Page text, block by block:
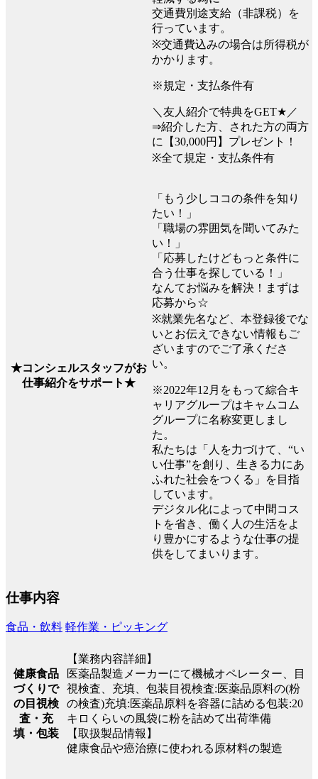
交通費別途支給（非課税）を
行っています。
※交通費込みの場合は所得税が
かかります。
※規定・支払条件有
＼友人紹介で特典をGET★／
⇒紹介した方、された方の両方
に【30,000円】プレゼント！
※全て規定・支払条件有
★コンシェルスタッフがお
仕事紹介をサポート★
「もう少しココの条件を知り
たい！」
「職場の雰囲気を聞いてみた
い！」
「応募したけどもっと条件に
合う仕事を探している！」
なんてお悩みを解決！まずは
応募から☆
※就業先名など、本登録後でな
いとお伝えできない情報もご
ざいますのでご了承くださ
い。
※2022年12月をもって綜合キ
ャリアグループはキャムコム
グループに名称変更しまし
た。
私たちは「人を力づけて、“い
い仕事”を創り、生きる力にあ
ふれた社会をつくる」を目指
しています。
デジタル化によって中間コス
トを省き、働く人の生活をよ
り豊かにするような仕事の提
供をしてまいります。
仕事内容
食品・飲料 軽作業・ピッキング
健康食品
づくりで
の目視検
査・充
填・包装
【業務内容詳細】
医薬品製造メーカーにて機械オペレーター、目
視検査、充填、包装目視検査:医薬品原料の(粉
の検査)充填:医薬品原料を容器に詰める包装:20
キロくらいの風袋に粉を詰めて出荷準備
【取扱製品情報】
健康食品や癌治療に使われる原材料の製造